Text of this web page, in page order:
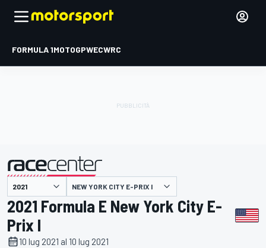
FORMULA 1MOTOGPWECWRC
presentato da NEW YORK CITY E-PRIX I
2021 Formula E New York City E-
Prix I
10 lug 2021 al 10 lug 2021